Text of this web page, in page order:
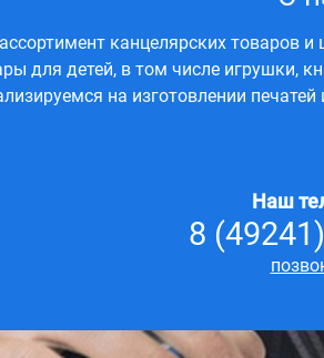
канцелярских товаров
для детей, в том числе игрушки,
на изготовлении
Наш
8